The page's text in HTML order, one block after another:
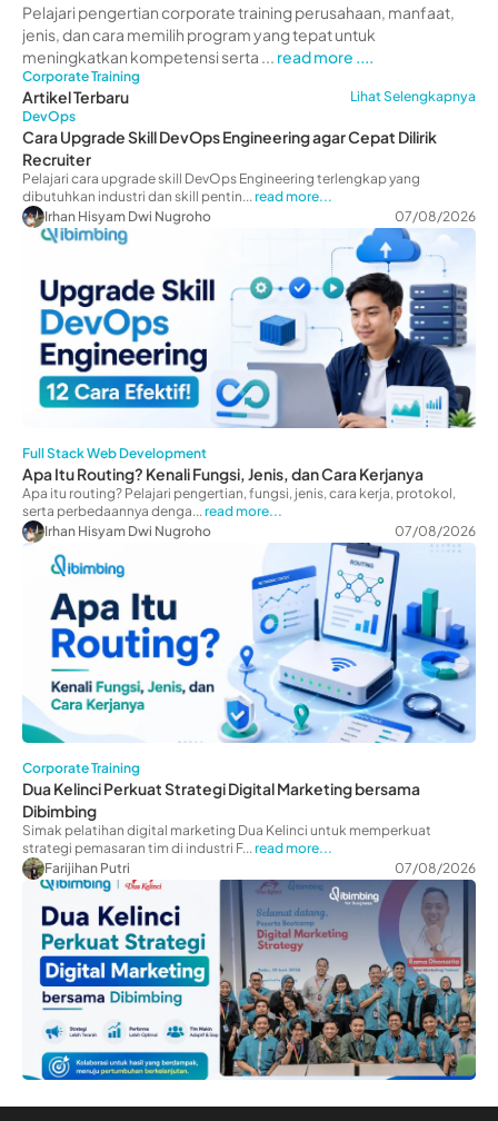
Manfaat
Pelajari pengertian corporate training perusahaan, manfaat,
jenis, dan cara memilih program yang tepat untuk
meningkatkan kompetensi serta ... read more ....
Corporate Training
Artikel Terbaru
Lihat Selengkapnya
DevOps
Cara Upgrade Skill DevOps Engineering agar Cepat Dilirik
Recruiter
Pelajari cara upgrade skill DevOps Engineering terlengkap yang
dibutuhkan industri dan skill pentin... read more...
Irhan Hisyam Dwi Nugroho
07/08/2026
Full Stack Web Development
Apa Itu Routing? Kenali Fungsi, Jenis, dan Cara Kerjanya
Apa itu routing? Pelajari pengertian, fungsi, jenis, cara kerja, protokol,
serta perbedaannya denga... read more...
Irhan Hisyam Dwi Nugroho
07/08/2026
Corporate Training
Dua Kelinci Perkuat Strategi Digital Marketing bersama
Dibimbing
Simak pelatihan digital marketing Dua Kelinci untuk memperkuat
strategi pemasaran tim di industri F... read more...
Farijihan Putri
07/08/2026